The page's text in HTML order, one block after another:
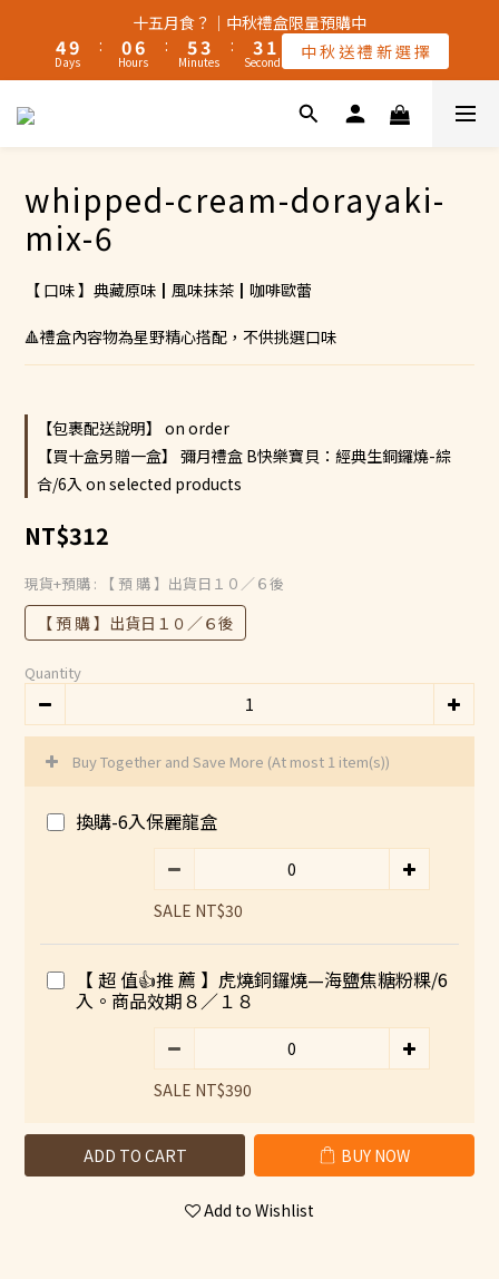
十五月食？｜中秋禮盒限量預購中
4
3
0
9
8
5
3
2
1
Days
:
0
7
6
5
2
0
Hours
:
6
5
4
1
4
3
2
Minutes
:
4
3
2
2
1
0
Seconds 中 秋 送 禮 新 選 擇
十五月食？｜中秋禮盒限量預購中
4
3
0
9
8
5
3
2
1
Days
:
0
7
6
5
2
0
Hours
:
6
5
4
1
4
3
2
Minutes
:
4
3
2
2
1
0
Seconds 中 秋 送 禮 新 選 擇
🚚 全館宅配【常溫】滿$2,000。享免運 ‖【冷凍🧊】滿$3,000。
颱風季若停班停課，物流將暫停配送，請留意⚠️
8
7
6
4
2
1
9
7
6
3
2
1
Days
:
9
6
4
3
0
9
6
4
3
0
Hours
:
9
8
5
3
2
9
7
6
3
1
0
Minutes
:
9
7
6
3
1
0
7
5
4
1
Seconds 中 秋 送 禮 新 選 擇
whipped-cream-dorayaki-
mix-6
【 口味 】典藏原味┃風味抹茶┃咖啡歐蕾
🔺禮盒內容物為星野精心搭配，不供挑選口味
【包裹配送說明】 on order
【買十盒另贈一盒】 彌月禮盒 B快樂寶貝：經典生銅鑼燒-綜
合/6入 on selected products
NT$312
現貨+預購 : 【 預 購 】出貨日１０／６後
【 預 購 】出貨日１０／６後
Quantity
Buy Together and Save More (At most 1 item(s))
換購-6入保麗龍盒
SALE NT$30
【 超 值👍推 薦 】虎燒銅鑼燒—海鹽焦糖粉粿/6
入。商品效期８／１８
SALE NT$390
ADD TO CART BUY NOW
Add to Wishlist